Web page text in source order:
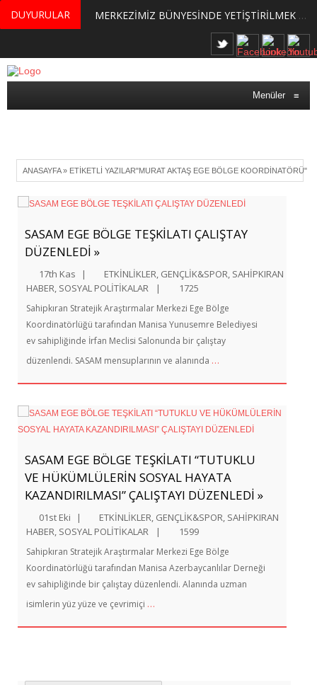
DUYURULAR MERKEZİMİZ BÜNYESİNDE YETİŞTİRİLMEK ÜZERE GÖNÜLLÜ ÜLKE MASASI UZMANI VE UZMAN ADAYLARI ARIYORUZ
Menüler ≡
ANASAYFA» ETIKETLI YAZILAR"MURAT AKTAŞ EGE BÖLGE KOORDINATÖRÜ"
SASAM EGE BÖLGE TEŞKİLATI ÇALIŞTAY
DÜZENLEDİ »
17th Kas | ETKİNLİKLER, GENÇLİK&SPOR, SAHİPKIRAN
HABER, SOSYAL POLİTİKALAR | 1725
Sahipkıran Stratejik Araştırmalar Merkezi Ege Bölge
Koordinatörlüğü tarafından Manisa Yunusemre Belediyesi
ev sahipliğinde İrfan Meclisi Salonunda bir çalıştay
düzenlendi. SASAM mensuplarının ve alanında …
SASAM EGE BÖLGE TEŞKİLATI “TUTUKLU
VE HÜKÜMLÜLERİN SOSYAL HAYATA
KAZANDIRILMASI” ÇALIŞTAYI DÜZENLEDİ »
01st Eki | ETKİNLİKLER, GENÇLİK&SPOR, SAHİPKIRAN
HABER, SOSYAL POLİTİKALAR | 1599
Sahipkıran Stratejik Araştırmalar Merkezi Ege Bölge
Koordinatörlüğü tarafından Manisa Azerbaycanlılar Derneği
ev sahipliğinde bir çalıştay düzenlendi. Alanında uzman
isimlerin yüz yüze ve çevrimiçi …